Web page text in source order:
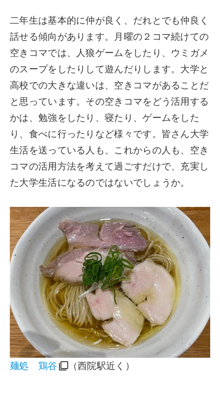
二年生は基本的に仲が良く、だれとでも仲良く
話せる傾向があります。月曜の２コマ続けての
空きコマでは、人狼ゲームをしたり、ウミガメ
のスープをしたりして遊んだりします。大学と
高校での大きな違いは、空きコマがあることだ
と思っています。その空きコマをどう活用する
かは、勉強をしたり、寝たり、ゲームをした
り、食べに行ったりなど様々です。皆さん大学
生活を送っている人も、これからの人も、空き
コマの活用方法を考えて過ごすだけで、充実し
た大学生活になるのではないでしょうか。
麺処 鶏谷 （西院駅近く）